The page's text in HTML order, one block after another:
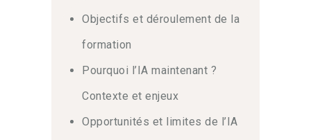
Objectifs et déroulement de la
formation
Pourquoi l’IA maintenant ?
Contexte et enjeux
Opportunités et limites de l’IA